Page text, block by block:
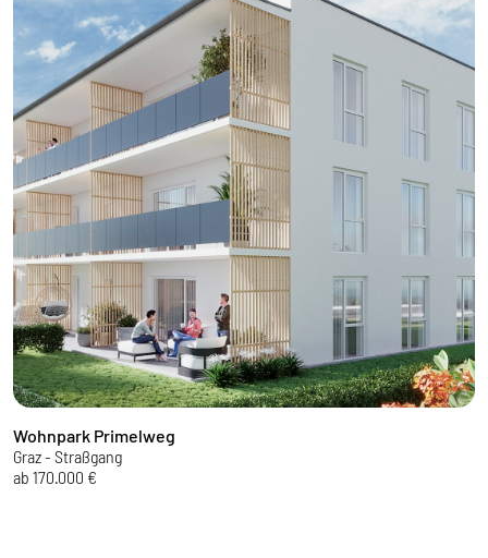
Wohnpark Primelweg
Graz - Straßgang
ab 170.000 €